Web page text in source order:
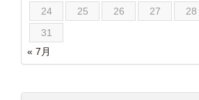
24
25 26 27 28
31
« 7月